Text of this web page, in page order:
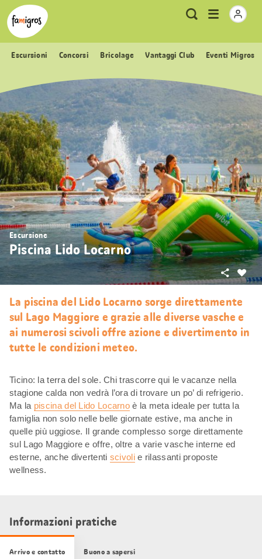
Navigazione
segnalibri
Header
Logo Metanavigazione
Ricerca
Apri
menu
Escursioni Concorsi Bricolage Vantaggi Club Eventi Migros
Escursione
Piscina Lido Locarno
Mi
Condividi
La piscina del Lido Locarno sorge direttamente
sul Lago Maggiore e grazie alle diverse vasche e
ai numerosi scivoli offre azione e divertimento in
tutte le condizioni meteo.
Ticino: la terra del sole. Chi trascorre qui le vacanze nella
stagione calda non vedrà l’ora di trovare un po’ di refrigerio.
Ma la piscina del Lido Locarno è la meta ideale per tutta la
famiglia non solo nelle belle giornate estive, ma anche in
quelle più uggiose. Il grande complesso sorge direttamente
sul Lago Maggiore e offre, oltre a varie vasche interne ed
esterne, anche divertenti scivolie rilassanti proposte
wellness.
Informazioni pratiche
Arrivo e contatto Buono a sapersi